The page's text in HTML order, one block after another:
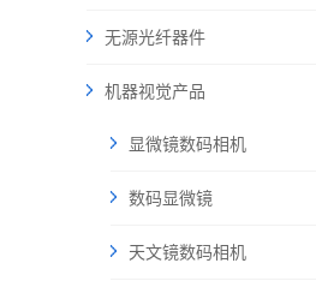
无源光纤器件
机器视觉产品
显微镜数码相机
数码显微镜
天文镜数码相机